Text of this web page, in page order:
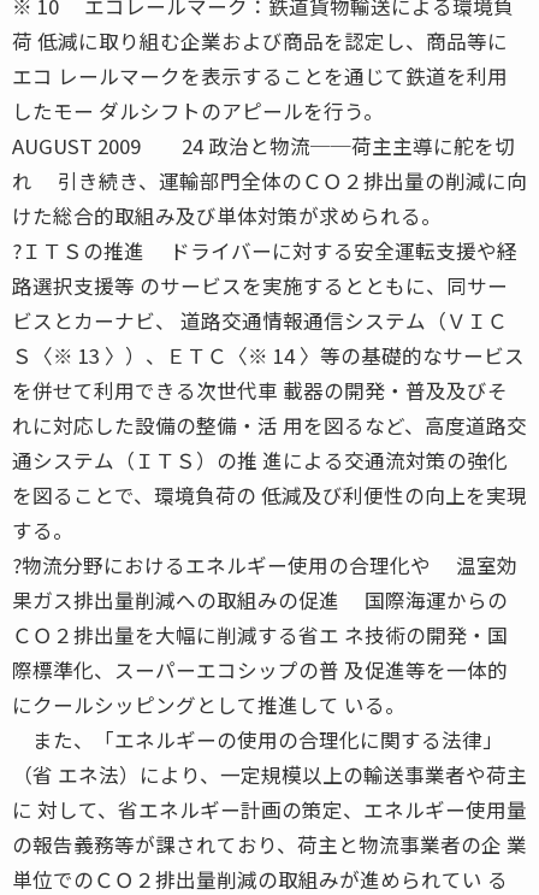
荷 低減に取り組む企業および商品を認定し、商品等に
エコ レールマークを表示することを通じて鉄道を利用
したモー ダルシフトのアピールを行う。
AUGUST 2009 24 政治と物流──荷主主導に舵を切
れ 引き続き、運輸部門全体のＣＯ２排出量の削減に向
けた総合的取組み及び単体対策が求められる。
?ＩＴＳの推進 ドライバーに対する安全運転支援や経
路選択支援等 のサービスを実施するとともに、同サー
ビスとカーナビ、 道路交通情報通信システム（ＶＩＣ
Ｓ〈※ 13 〉）、ＥＴＣ〈※ 14 〉等の基礎的なサービス
を併せて利用できる次世代車 載器の開発・普及及びそ
れに対応した設備の整備・活 用を図るなど、高度道路交
通システム（ＩＴＳ）の推 進による交通流対策の強化
を図ることで、環境負荷の 低減及び利便性の向上を実現
する。
?物流分野におけるエネルギー使用の合理化や 温室効
果ガス排出量削減への取組みの促進 国際海運からの
ＣＯ２排出量を大幅に削減する省エ ネ技術の開発・国
際標準化、スーパーエコシップの普 及促進等を一体的
にクールシッピングとして推進して いる。
また、「エネルギーの使用の合理化に関する法律」
（省 エネ法）により、一定規模以上の輸送事業者や荷主
に 対して、省エネルギー計画の策定、エネルギー使用量
の報告義務等が課されており、荷主と物流事業者の企 業
単位でのＣＯ２排出量削減の取組みが進められてい る